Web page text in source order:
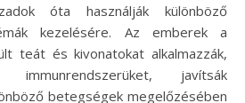
óta használják különböző
kezelésére. Az emberek a
teát és kivonatokat alkalmazzák,
javítsák
betegségek megelőzésében